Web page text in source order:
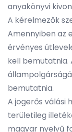
anyakönyvi
A kérelmezők
Amennyiben az
érvényes
kell bemutatnia.
bemutatnia.
A jogerős válási
területileg
magyar nyelvű